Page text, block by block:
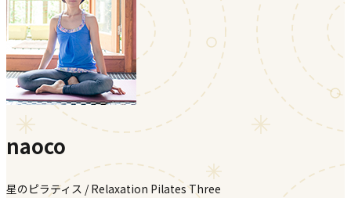
naoco
星のピラティス / Relaxation Pilates Three